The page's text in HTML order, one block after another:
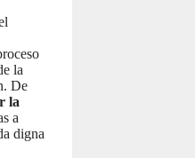
la
De
la
a
digna